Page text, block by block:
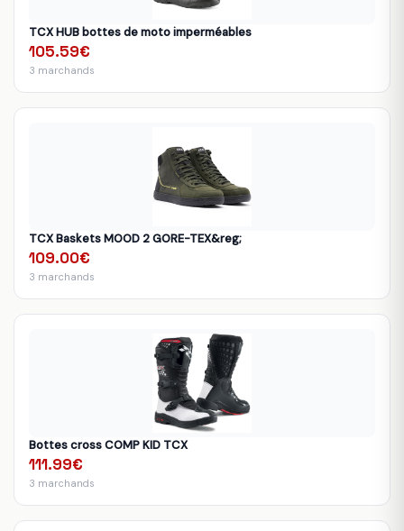
TCX HUB bottes de moto imperméables
105.59€
3 marchands
TCX Baskets MOOD 2 GORE-TEX&reg;
109.00€
3 marchands
Bottes cross COMP KID TCX
111.99€
3 marchands